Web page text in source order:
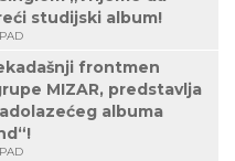
studijski album!
frontmen
MIZAR, predstavlja
albuma